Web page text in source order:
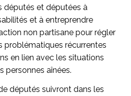
députés et députées à
et à entreprendre
non partisane pour régler
problématiques récurrentes
en lien avec les situations
personnes aînées.
députés suivront dans les